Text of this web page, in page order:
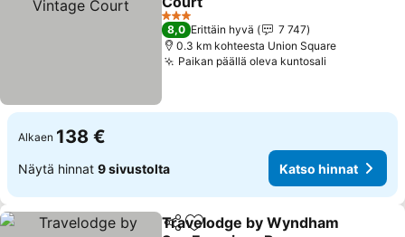
3 Tähtiluokitus
8,0 Erittäin hyvä
7 747
0.3 km kohteesta Union Square
Paikan päällä oleva kuntosali
Alkaen 138 €
Näytä hinnat 9 sivustolta Katso hinnat
Jaa Lisää suosikkeihin
Travelodge by Wyndham